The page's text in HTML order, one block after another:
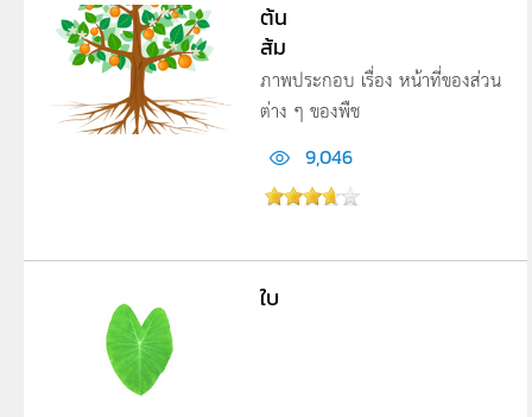
ต้น
ส้ม
ภาพประกอบ เรื่อง หน้าที่ของส่วน
ต่าง ๆ ของพืช
9,046
ใบ